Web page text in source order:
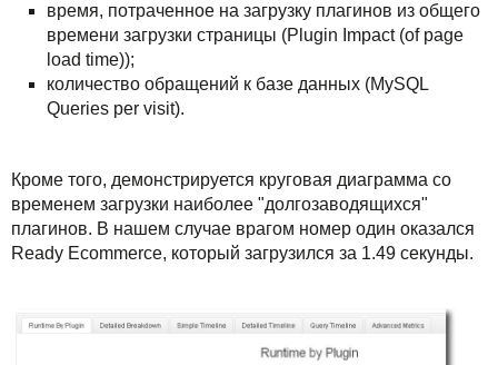
время, потраченное на загрузку плагинов из общего
времени загрузки страницы (Plugin Impact (of page
load time));
количество обращений к базе данных (MySQL
Queries per visit).
Кроме того, демонстрируется круговая диаграмма со
временем загрузки наиболее "долгозаводящихся"
плагинов. В нашем случае врагом номер один оказался
Ready Ecommerce, который загрузился за 1.49 секунды.